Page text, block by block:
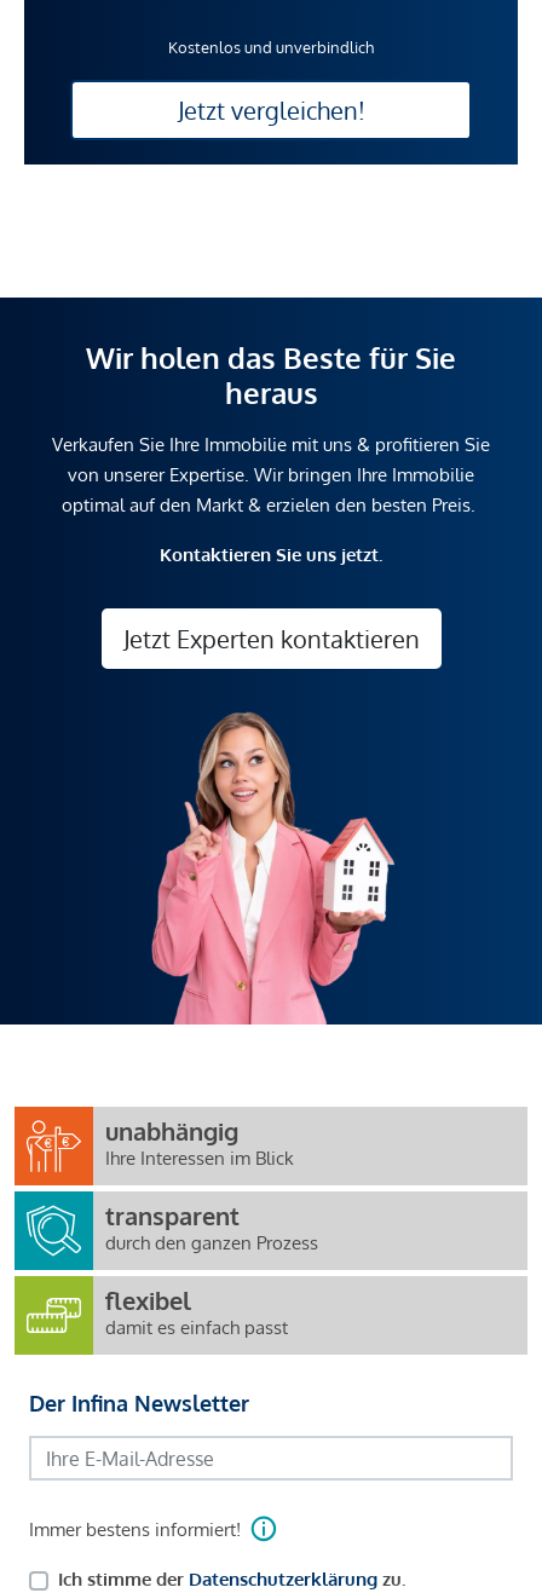
Kostenlos und unverbindlich
Jetzt vergleichen!
Wir holen das Beste für Sie
heraus
Verkaufen Sie Ihre Immobilie mit uns & profitieren Sie
von unserer Expertise. Wir bringen Ihre Immobilie
optimal auf den Markt & erzielen den besten Preis.
Kontaktieren Sie uns jetzt.
Jetzt Experten kontaktieren
unabhängig
Ihre Interessen im Blick
transparent
durch den ganzen Prozess
flexibel
damit es einfach passt
Der Infina Newsletter
Immer bestens informiert!
Ich stimme der Datenschutzerklärung zu.